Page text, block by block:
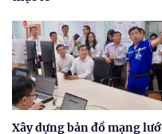
Xây dựng bản đồ mạng